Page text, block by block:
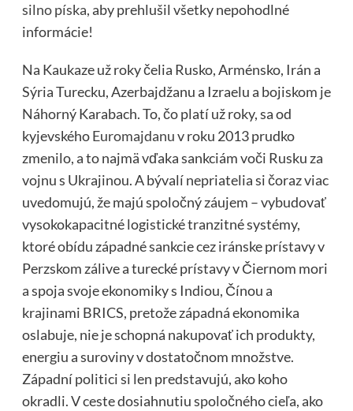
silno píska,aby prehlušil všetky nepohodlné
informácie!
Na Kaukaze už roky čelia Rusko, Arménsko, Irán a
Sýria Turecku, Azerbajdžanu a Izraelu a bojiskom je
Náhorný Karabach. To, čo platí už roky, sa od
kyjevskéhoEuromajdanuv roku 2013 prudko
zmenilo, a to najmä vďaka sankciám voči Rusku za
vojnu s Ukrajinou. A bývalí nepriatelia si čoraz viac
uvedomujú, že majú spoločný záujem – vybudovať
vysokokapacitné logistické tranzitné systémy,
ktoré obídu západné sankcie cez iránske prístavy v
Perzskom zálive a turecké prístavy v Čiernom mori
a spoja svoje ekonomiky s Indiou, Čínou a
krajinami BRICS, pretože západná ekonomika
oslabuje, nie je schopná nakupovať ich produkty,
energiu a suroviny v dostatočnom množstve.
Západní politici si len predstavujú, ako koho
okradli. V ceste dosiahnutiu spoločného cieľa, ako